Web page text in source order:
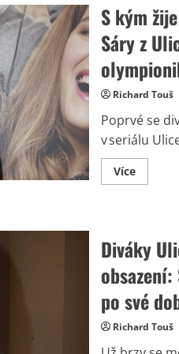
S kým
Sáry z
Richard Touš
Poprvé se
v seriálu
VíceRead
more
Sáry
z
Ulice
se
tajně
vdala
Diváky
po své
Richard Touš